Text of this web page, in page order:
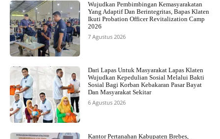
Wujudkan Pembimbingan Kemasyarakatan
Yang Adaptif Dan Berintegritas, Bapas Klaten
Ikuti Probation Officer Revitalization Camp
2026
7 Agustus 2026
Dari Lapas Untuk Masyarakat Lapas Klaten
Wujudkan Kepedulian Sosial Melalui Bakti
Sosial Bagi Korban Kebakaran Pasar Bayat
Dan Masyarakat Sekitar
6 Agustus 2026
Kantor Pertanahan Kabupaten Brebes,